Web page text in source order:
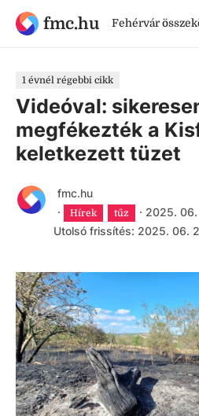
fmc.hu Fehérvár
1 évnél régebbi cikk
Videóval:
megfékezték a
keletkezett tüzet
fmc.hu
·
Hírek tűz · 2025. 06.
Utolsó frissítés: 2025. 06.